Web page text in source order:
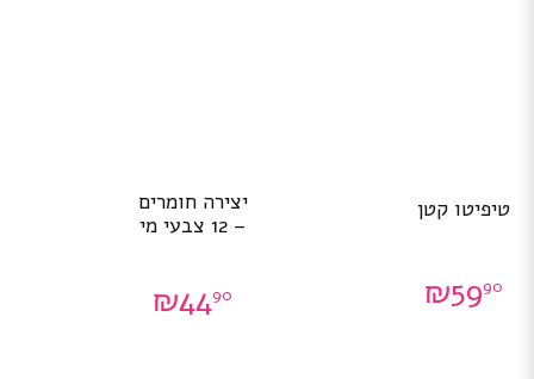
טיפיטו קטן
₪5990
יצירה חומרים
– 12 צבעי מי
₪4490